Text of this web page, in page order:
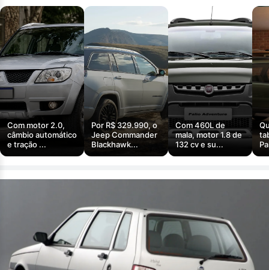
Com motor 2.0,
câmbio automático
e tração ...
Por R$ 329.990, o
Jeep Commander
Blackhawk...
Com 460L de
mala, motor 1.8 de
132 cv e su...